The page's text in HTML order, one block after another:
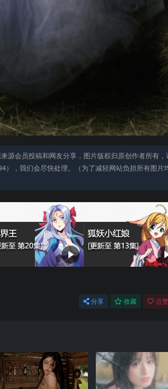
源会员投稿和网友分享，图片版权归原创作者所有，
，我们会尽快处理。（为了减轻网站负担所有图片
分享 收藏 点